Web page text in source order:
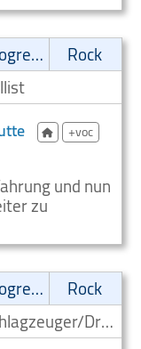
Progressive
Rock
+voc
und nun
zu
Progressive
Rock
Schlagzeuger/Drummer